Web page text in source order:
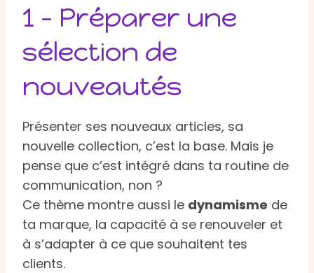
1 – Préparer une
sélection de
nouveautés
Présenter ses nouveaux articles, sa
nouvelle collection, c’est la base. Mais je
pense que c’est intégré dans ta routine de
communication, non ?
Ce thème montre aussi le dynamisme de
ta marque, la capacité à se renouveler et
à s’adapter à ce que souhaitent tes
clients.